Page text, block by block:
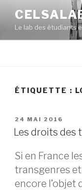
contenu
principal
Le lab des étudiants
ÉTIQUETTE :
PUBLIÉ
LE
24 MAI 2016
Les droits des
Si en France
transgenres
encore l’objet